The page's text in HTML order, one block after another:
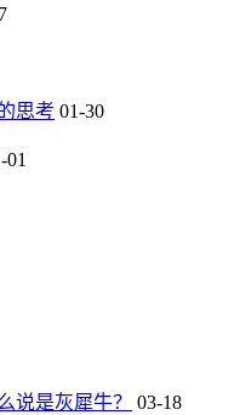
思考 01-30
01
说是灰犀牛？ 03-18